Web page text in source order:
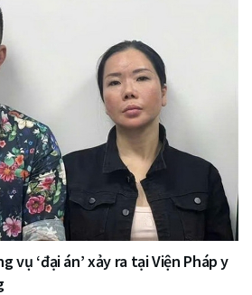
vụ ‘đại án’ xảy ra tại Viện Pháp y